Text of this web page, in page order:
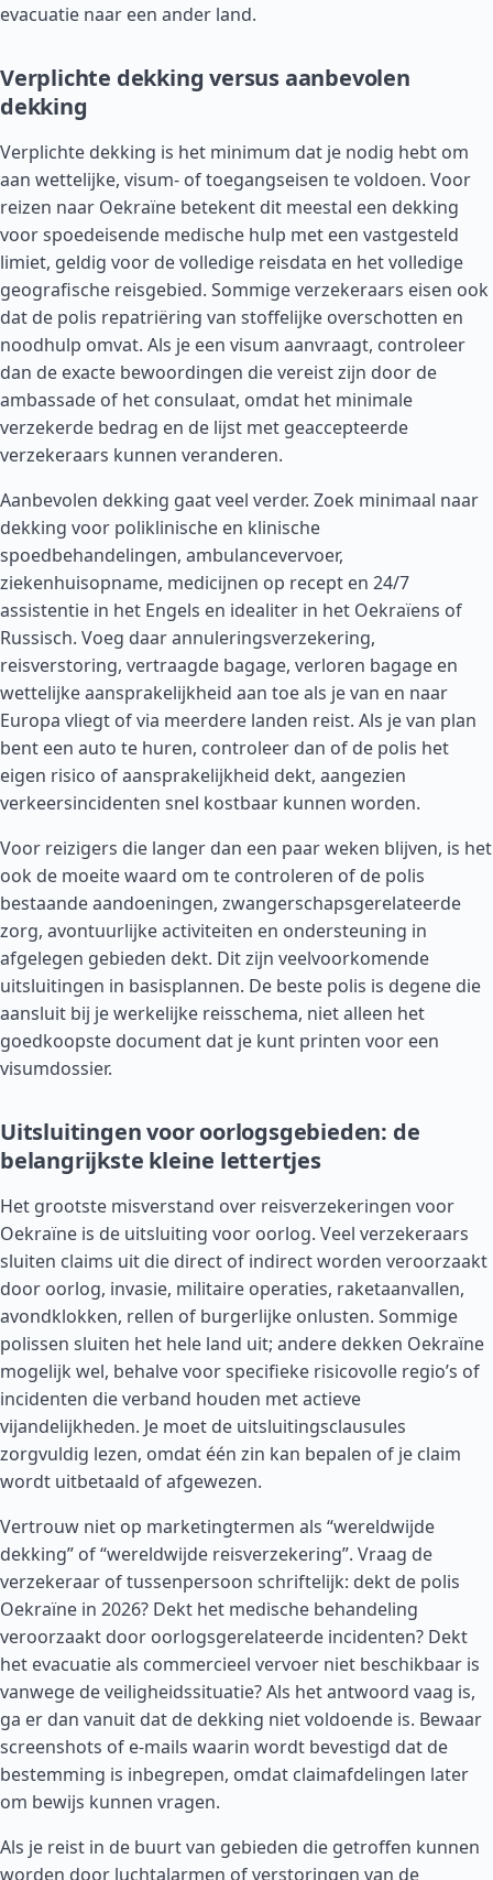
evacuatie naar een ander land.
Verplichte dekking versus aanbevolen
dekking
Verplichte dekking is het minimum dat je nodig hebt om
aan wettelijke, visum- of toegangseisen te voldoen. Voor
reizen naar Oekraïne betekent dit meestal een dekking
voor spoedeisende medische hulp met een vastgesteld
limiet, geldig voor de volledige reisdata en het volledige
geografische reisgebied. Sommige verzekeraars eisen ook
dat de polis repatriëring van stoffelijke overschotten en
noodhulp omvat. Als je een visum aanvraagt, controleer
dan de exacte bewoordingen die vereist zijn door de
ambassade of het consulaat, omdat het minimale
verzekerde bedrag en de lijst met geaccepteerde
verzekeraars kunnen veranderen.
Aanbevolen dekking gaat veel verder. Zoek minimaal naar
dekking voor poliklinische en klinische
spoedbehandelingen, ambulancevervoer,
ziekenhuisopname, medicijnen op recept en 24/7
assistentie in het Engels en idealiter in het Oekraïens of
Russisch. Voeg daar annuleringsverzekering,
reisverstoring, vertraagde bagage, verloren bagage en
wettelijke aansprakelijkheid aan toe als je van en naar
Europa vliegt of via meerdere landen reist. Als je van plan
bent een auto te huren, controleer dan of de polis het
eigen risico of aansprakelijkheid dekt, aangezien
verkeersincidenten snel kostbaar kunnen worden.
Voor reizigers die langer dan een paar weken blijven, is het
ook de moeite waard om te controleren of de polis
bestaande aandoeningen, zwangerschapsgerelateerde
zorg, avontuurlijke activiteiten en ondersteuning in
afgelegen gebieden dekt. Dit zijn veelvoorkomende
uitsluitingen in basisplannen. De beste polis is degene die
aansluit bij je werkelijke reisschema, niet alleen het
goedkoopste document dat je kunt printen voor een
visumdossier.
Uitsluitingen voor oorlogsgebieden: de
belangrijkste kleine lettertjes
Het grootste misverstand over reisverzekeringen voor
Oekraïne is de uitsluiting voor oorlog. Veel verzekeraars
sluiten claims uit die direct of indirect worden veroorzaakt
door oorlog, invasie, militaire operaties, raketaanvallen,
avondklokken, rellen of burgerlijke onlusten. Sommige
polissen sluiten het hele land uit; andere dekken Oekraïne
mogelijk wel, behalve voor specifieke risicovolle regio’s of
incidenten die verband houden met actieve
vijandelijkheden. Je moet de uitsluitingsclausules
zorgvuldig lezen, omdat één zin kan bepalen of je claim
wordt uitbetaald of afgewezen.
Vertrouw niet op marketingtermen als “wereldwijde
dekking” of “wereldwijde reisverzekering”. Vraag de
verzekeraar of tussenpersoon schriftelijk: dekt de polis
Oekraïne in 2026? Dekt het medische behandeling
veroorzaakt door oorlogsgerelateerde incidenten? Dekt
het evacuatie als commercieel vervoer niet beschikbaar is
vanwege de veiligheidssituatie? Als het antwoord vaag is,
ga er dan vanuit dat de dekking niet voldoende is. Bewaar
screenshots of e-mails waarin wordt bevestigd dat de
bestemming is inbegrepen, omdat claimafdelingen later
om bewijs kunnen vragen.
Als je reist in de buurt van gebieden die getroffen kunnen
worden door luchtalarmen of verstoringen van de